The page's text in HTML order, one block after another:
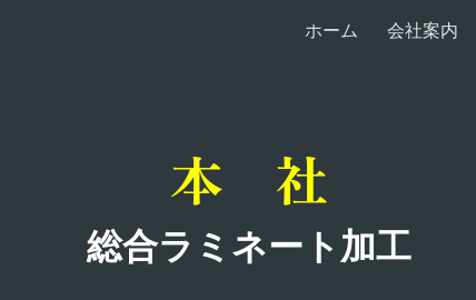
Skip to
ホーム 会社案内
本　社
総合ラミネート加工